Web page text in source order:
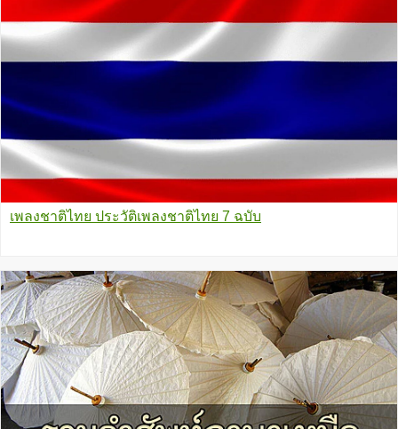
เพลงชาติไทย ประวัติเพลงชาติไทย 7 ฉบับ